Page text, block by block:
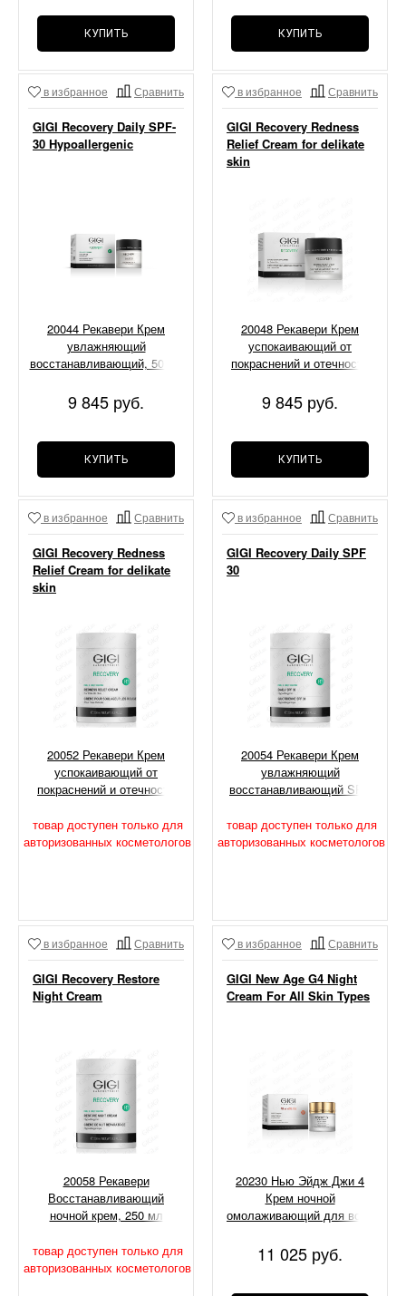
КУПИТЬ КУПИТЬ
в избранное Сравнить
GIGI Recovery Daily SPF-
30 Hypoallergenic
20044 Рекавери Крем
увлажняющий
восстанавливающий, 50 мл
9 845 руб.
КУПИТЬ
в избранное Сравнить
GIGI Recovery Redness
Relief Cream for delikate
skin
20048 Рекавери Крем
успокаивающий от
покраснений и отечности
9 845 руб.
КУПИТЬ
в избранное Сравнить
GIGI Recovery Redness
Relief Cream for delikate
skin
20052 Рекавери Крем
успокаивающий от
покраснений и отечности
товар доступен только для
авторизованных косметологов
в избранное Сравнить
GIGI Recovery Daily SPF
30
20054 Рекавери Крем
увлажняющий
восстанавливающий SPF
товар доступен только для
авторизованных косметологов
в избранное Сравнить
GIGI Recovery Restore
Night Cream
20058 Рекавери
Восстанавливающий
ночной крем, 250 мл
товар доступен только для
авторизованных косметологов
в избранное Сравнить
GIGI New Age G4 Night
Cream For All Skin Types
20230 Нью Эйдж Джи 4
Крем ночной
омолаживающий для всех
11 025 руб.